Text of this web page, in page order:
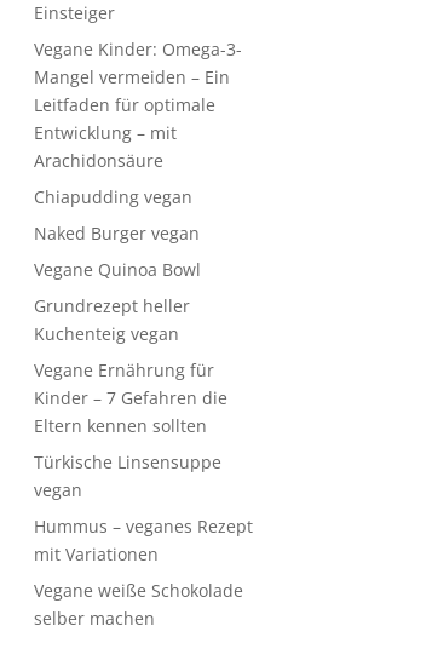
Einsteiger
Vegane Kinder: Omega-3-
Mangel vermeiden – Ein
Leitfaden für optimale
Entwicklung – mit
Arachidonsäure
Chiapudding vegan
Naked Burger vegan
Vegane Quinoa Bowl
Grundrezept heller
Kuchenteig vegan
Vegane Ernährung für
Kinder – 7 Gefahren die
Eltern kennen sollten
Türkische Linsensuppe
vegan
Hummus – veganes Rezept
mit Variationen
Vegane weiße Schokolade
selber machen